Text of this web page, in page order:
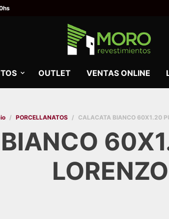
OUTLET VENTAS ONLINE
/ PORCELLANATOS / CALACATA BIANCO 60X1.20
LORENZO